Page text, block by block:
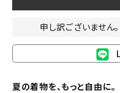
申し訳ございません
夏の着物を、もっと自由に。